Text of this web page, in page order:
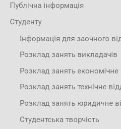
Публічна інформація
Студенту
Інформація для заочного
Розклад занять викладачів
Розклад занять економічне
Розклад занять технічне
Розклад занять юридичне
Студентська творчість